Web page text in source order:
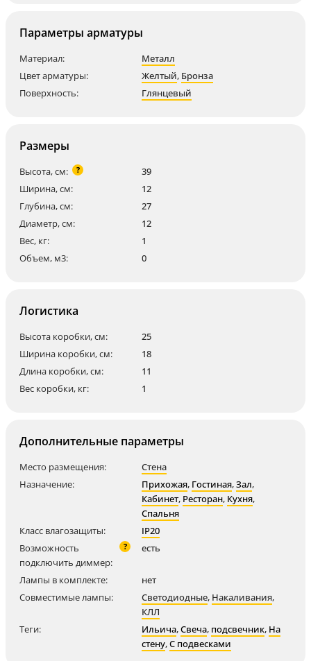
Параметры арматуры
Материал:
Металл
Цвет арматуры:
Желтый, Бронза
Поверхность:
Глянцевый
Размеры
Высота, см: ?
39
Ширина, см:
12
Глубина, см:
27
Диаметр, см:
12
Вес, кг:
1
Объем, м3:
0
Логистика
Высота коробки, см:
25
Ширина коробки, см:
18
Длина коробки, см:
11
Вес коробки, кг:
1
Дополнительные параметры
Место размещения:
Стена
Назначение:
Прихожая, Гостиная,Зал,
Кабинет, Ресторан, Кухня,
Спальня
Класс влагозащиты:
IP20
Возможность
подключить диммер:
? есть
Лампы в комплекте:
нет
Совместимые лампы:
Светодиодные, Накаливания,
КЛЛ
Теги:
Ильича,Свеча, подсвечник, На
стену,С подвесками